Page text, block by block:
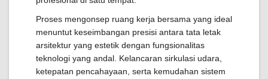
Proses mengonsep ruang kerja bersama yang ideal
menuntut keseimbangan presisi antara tata letak
arsitektur yang estetik dengan fungsionalitas
teknologi yang andal. Kelancaran sirkulasi udara,
ketepatan pencahayaan, serta kemudahan sistem